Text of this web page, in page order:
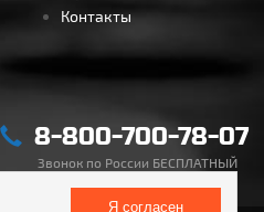
Контакты
8-800-700-78-07
Звонок по России БЕСПЛАТНЫЙ
Я согласен